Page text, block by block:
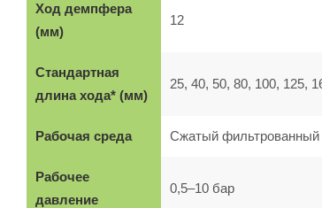
Ход демпфера
(мм)
12
Стандартная
длина хода* (мм)
25, 40, 50, 80, 100, 125,
Рабочая среда Сжатый фильтрованный
Рабочее
давление
0,5–10 бар